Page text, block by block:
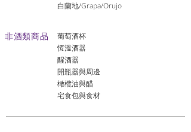
白蘭地/Grapa/Orujo
非酒類商品
葡萄酒杯
恆溫酒器
醒酒器
開瓶器與周邊
橄欖油與醋
宅食包與食材